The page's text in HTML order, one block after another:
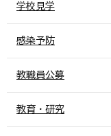
学校見学
感染予防
教職員公募
教育・研究